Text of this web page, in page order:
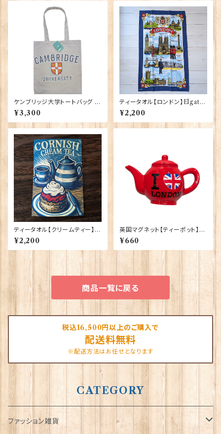
ケンブリッジ大学トートバッグ El
gate Products 90411
¥3,300
ティータオル【ロンドン】Elgate
Products 50001-W(20102)
¥2,200
ティータオル【クリームティー】El
gate Products 50001-X
¥2,200
英国マグネット【ティーポット】El
gate Products 90030（7791
9）
¥660
商品一覧に戻る
税込16,500円以上のご購入で
配送料無料
※配送方法はお任せとなります
CATEGORY
ファッション雑貨